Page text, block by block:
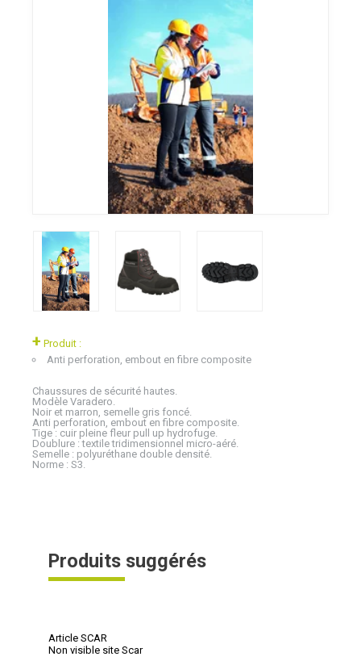
+ Produit :
Anti perforation, embout en fibre composite
Chaussures de sécurité hautes.
Modèle Varadero.
Noir et marron, semelle gris foncé.
Anti perforation, embout en fibre composite.
Tige : cuir pleine fleur pull up hydrofuge.
Doublure : textile tridimensionnel micro-aéré.
Semelle : polyuréthane double densité.
Norme : S3.
Produits suggérés
Article SCAR
Non visible site Scar